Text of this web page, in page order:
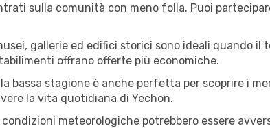
sulla comunità con meno folla. Puoi
gallerie ed edifici storici sono ideali quando
offrano offerte più economiche.
la bassa stagione è anche perfetta per scoprire i
la vita quotidiana di Yechon.
condizioni meteorologiche potrebbero essere